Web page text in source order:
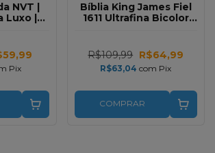
NVT |
Luxo |
Pix
Bíblia King James Fiel
1611 Ultrafina Bicolor
R$109,99 R$64,99
R$63,04com Pix
COMPRAR